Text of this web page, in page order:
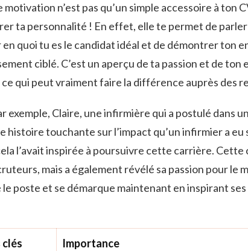
n’est pas qu’un simple accessoire à ton
ta personnalité ! En effet, elle te permet de
en quoi tu es le candidat idéal et de démontrer ton
ciblé. C’est un aperçu de ta passion et de
ce qui peut vraiment faire la différence auprès des
exemple, Claire, une infirmière qui a postulé dans
histoire touchante sur l’impact qu’un infirmier a eu
l’avait inspirée à poursuivre cette carrière. Cette
mais a également révélé sa passion pour le
le poste et se démarque maintenant en inspirant
clés Importance